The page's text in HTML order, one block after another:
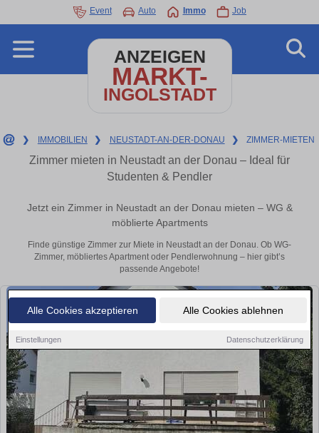
Alle Cookies akzeptieren Alle Cookies ablehnen
Einstellungen Datenschutzerklärung
Event Auto Immo Job
ANZEIGEN
MARKT-
INGOLSTADT
❯ IMMOBILIEN ❯ NEUSTADT-AN-DER-DONAU ❯ ZIMMER-MIETEN
Zimmer mieten in Neustadt an der Donau – Ideal für
Studenten & Pendler
Jetzt ein Zimmer in Neustadt an der Donau mieten – WG &
möblierte Apartments
Finde günstige Zimmer zur Miete in Neustadt an der Donau. Ob WG-
Zimmer, möbliertes Apartment oder Pendlerwohnung – hier gibt’s
passende Angebote!